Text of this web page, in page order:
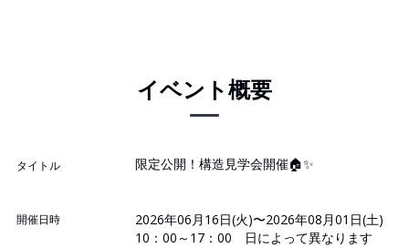
イベント概要
タイトル 限定公開！構造見学会開催🏠✨
開催日時
2026年06月16日(火)〜2026年08月01日(土)
10：00～17：00 日によって異なります